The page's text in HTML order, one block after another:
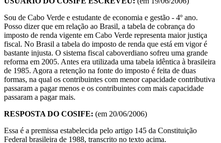
Sou de Cabo Verde e estudante de economia e gestão - 4º ano.
Posso dizer que em relação ao Brasil, a tabela de cobrança do
imposto de renda vigente em Cabo Verde representa maior justiça
fiscal. No Brasil a tabela do imposto de renda que está em vigor é
bastante injusta. O sistema fiscal caboverdiano sofreu uma grande
reforma em 2005. Antes era utilizada uma tabela idêntica à brasileira
de 1985. Agora a retenção na fonte do imposto é feita de duas
formas, na qual os contribuintes com menor capacidade contributiva
passaram a pagar menos e os contribuintes com mais capacidade
passaram a pagar mais.
RESPOSTA DO COSIFE: (em 20/06/2006)
Essa é a premissa estabelecida pelo artigo 145 da Constituição
Federal brasileira de 1988, transcrito no texto acima.